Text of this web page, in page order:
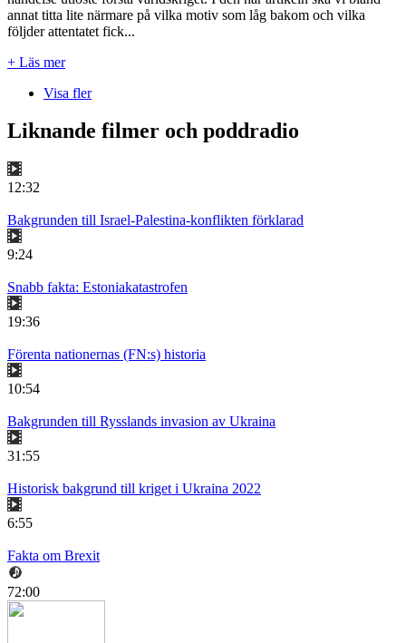
annat titta lite närmare på vilka motiv som låg bakom och vilka
följder attentatet fick...
+ Läs mer
Visa fler
Liknande filmer och poddradio
12:32
Bakgrunden till Israel-Palestina-konflikten förklarad
9:24
Snabb fakta: Estoniakatastrofen
19:36
Förenta nationernas (FN:s) historia
10:54
Bakgrunden till Rysslands invasion av Ukraina
31:55
Historisk bakgrund till kriget i Ukraina 2022
6:55
Fakta om Brexit
72:00